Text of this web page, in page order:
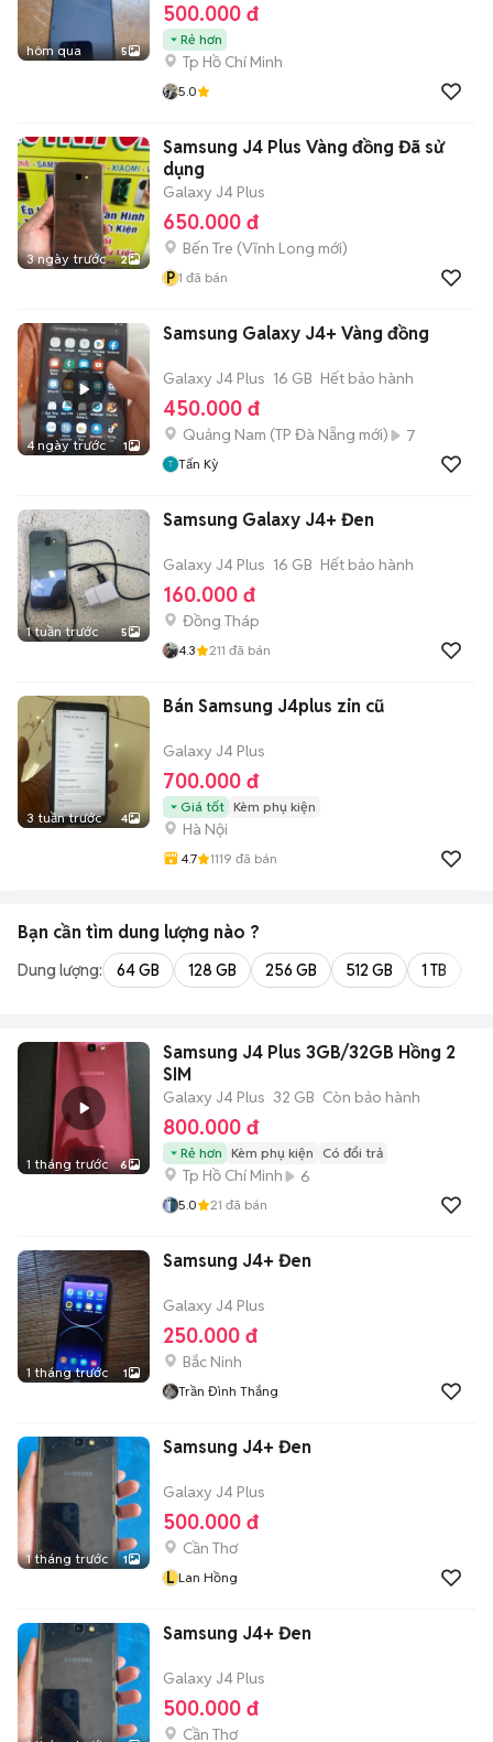
hôm qua 5
500.000 đ
Rẻ hơn
Tp Hồ Chí Minh
5.0
3 ngày trước 2
Samsung J4 Plus Vàng đồng Đã sử
dụng
Galaxy J4 Plus
650.000 đ
Bến Tre (Vĩnh Long mới)
P 1 đã bán
4 ngày trước 1
Samsung Galaxy J4+ Vàng đồng
Galaxy J4 Plus 16 GB Hết bảo hành
450.000 đ
Quảng Nam (TP Đà Nẵng mới) 7
Tấn Kỳ
1 tuần trước 5
Samsung Galaxy J4+ Đen
Galaxy J4 Plus 16 GB Hết bảo hành
160.000 đ
Đồng Tháp
4.3 211 đã bán
3 tuần trước 4
Bán Samsung J4plus zin cũ
Galaxy J4 Plus
700.000 đ
Giá tốt Kèm phụ kiện
Hà Nội
4.7 1119 đã bán
Bạn cần tìm dung lượng nào ?
Dung lượng: 64 GB 128 GB 256 GB 512 GB 1 TB
1 tháng trước 6
Samsung J4 Plus 3GB/32GB Hồng 2
SIM
Galaxy J4 Plus 32 GB Còn bảo hành
800.000 đ
Rẻ hơn Kèm phụ kiện Có đổi trả
Tp Hồ Chí Minh 6
5.0 21 đã bán
1 tháng trước 1
Samsung J4+ Đen
Galaxy J4 Plus
250.000 đ
Bắc Ninh
Trần Đình Thắng
1 tháng trước 1
Samsung J4+ Đen
Galaxy J4 Plus
500.000 đ
Cần Thơ
L Lan Hồng
Samsung J4+ Đen
Galaxy J4 Plus
500.000 đ
Cần Thơ